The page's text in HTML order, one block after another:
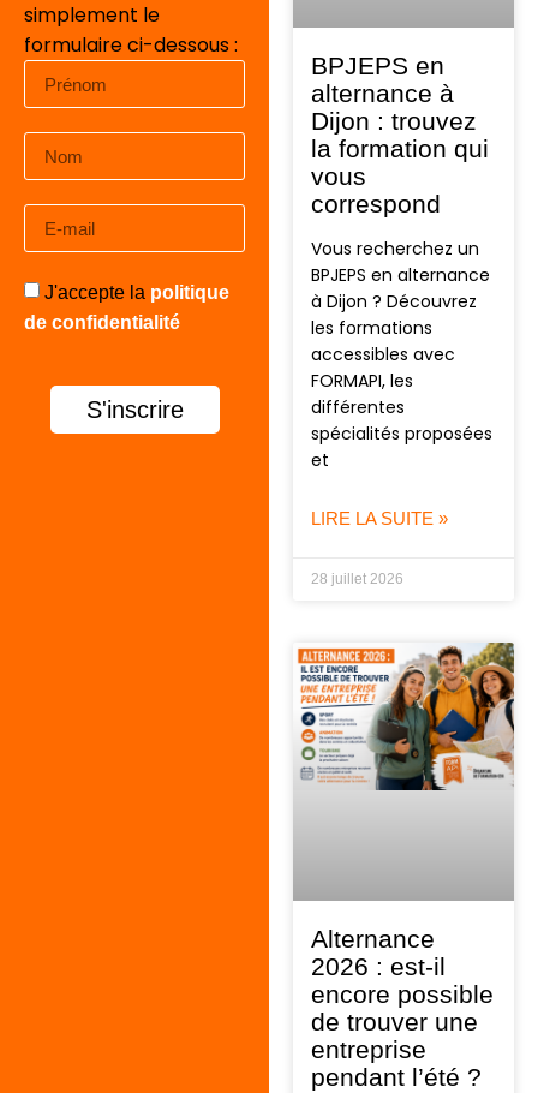
simplement le
formulaire ci-dessous :
J'accepte la politique
de confidentialité
S'inscrire
BPJEPS en
alternance à
Dijon : trouvez
la formation qui
vous
correspond
Vous recherchez un
BPJEPS en alternance
à Dijon ? Découvrez
les formations
accessibles avec
FORMAPI, les
différentes
spécialités proposées
et
LIRE LA SUITE »
28 juillet 2026
Alternance
2026 : est-il
encore possible
de trouver une
entreprise
pendant l’été ?